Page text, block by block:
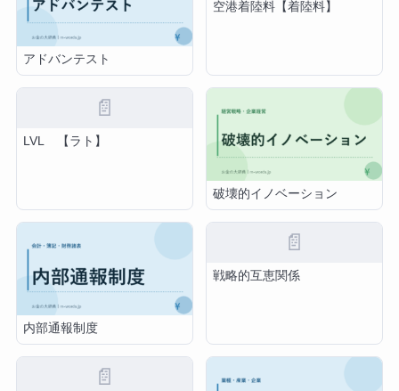
アドバンテスト
空港着陸料【着陸料】
📄
LVL 【ラト】
破壊的イノベーション
内部通報制度
📄
戦略的互恵関係
📄